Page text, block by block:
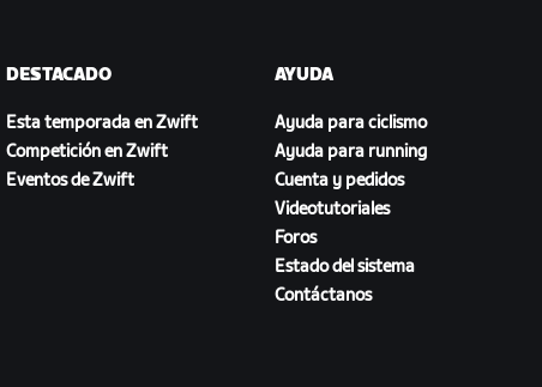
DESTACADO
Esta temporada en Zwift
Competición en Zwift
Eventos de Zwift
AYUDA
Ayuda para ciclismo
Ayuda para running
Cuenta y pedidos
Videotutoriales
Foros
Estado del sistema
Contáctanos